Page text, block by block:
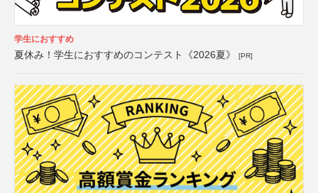
学生におすすめ
夏休み！学生におすすめのコンテスト《2026夏》 [PR]